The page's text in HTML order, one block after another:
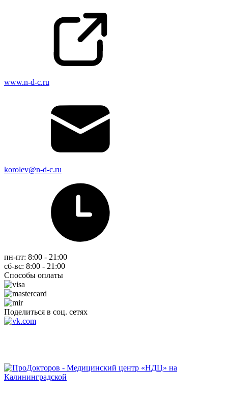
www.n-d-c.ru
korolev@n-d-c.ru
пн-пт: 8:00 - 21:00
сб-вс: 8:00 - 21:00
Способы оплаты
Поделиться в соц. сетях